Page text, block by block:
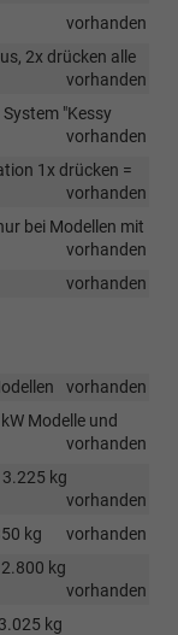
vorhanden
2x drücken alle
vorhanden
"Kessy
vorhanden
1x drücken =
vorhanden
bei Modellen mit
vorhanden
vorhanden
vorhanden
Modelle und
vorhanden
kg
vorhanden
kg
vorhanden
kg
vorhanden
kg